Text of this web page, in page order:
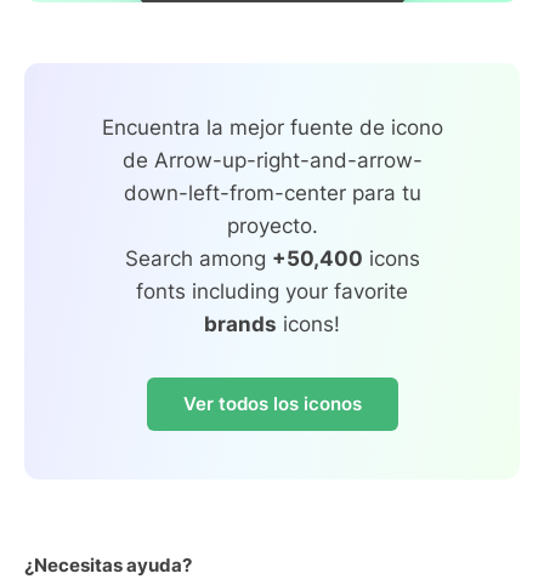
Encuentra la mejor fuente de icono
de Arrow-up-right-and-arrow-
down-left-from-center para tu
proyecto.
Search among +50,400 icons
fonts including your favorite
brands icons!
Ver todos los iconos
¿Necesitas ayuda?